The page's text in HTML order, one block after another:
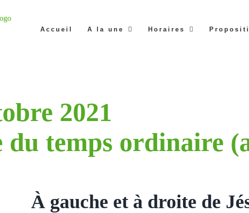
Accueil A la une Horaires
2021
du temps ordinaire
À gauche et à droite de